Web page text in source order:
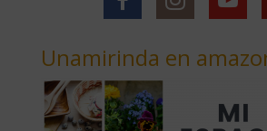
Unamirinda en